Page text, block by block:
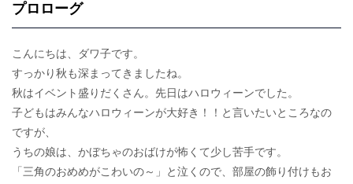
プロローグ
こんにちは、ダワ子です。
すっかり秋も深まってきましたね。
秋はイベント盛りだくさん。先日はハロウィーンでした。
子どもはみんなハロウィーンが大好き！！と言いたいところなの
ですが、
うちの娘は、かぼちゃのおばけが怖くて少し苦手です。
「三角のおめめがこわいの～」と泣くので、部屋の飾り付けもお